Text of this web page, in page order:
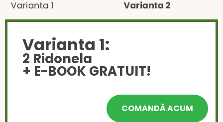
Varianta 1:
2 Ridonela
+ E-BOOK GRATUIT!
COMANDĂ ACUM